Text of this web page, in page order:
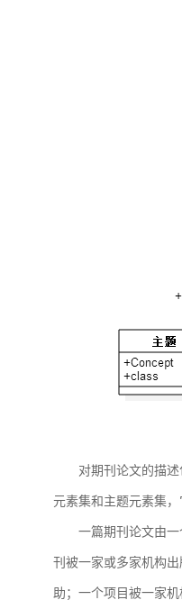
对期刊论文的描
元素集和主题元素集
一篇期刊论文由
刊被一家或多家机构
助；一个项目被一家